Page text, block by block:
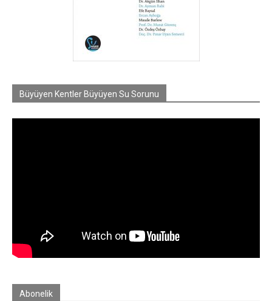
Büyüyen Kentler Büyüyen Su Sorunu
Abonelik